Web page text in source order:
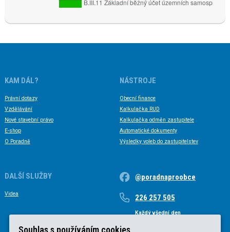
KAM DÁL?
Právní dotazy
Vzdělávání
Nové stavební právo
E-shop
O Poradně
NÁSTROJE
Obecní finance
Kalkulačka RUD
Kalkulačka odměn zastupitele
Automatické dokumenty
Výsledky voleb do zastupitelstev
DALŠÍ SLUŽBY
Videa
@poradnaproobce
226 257 505
Každý všední den
Souhlas s používáním cookies